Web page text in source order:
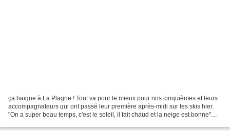
ça baigne à La Plagne ! Tout va pour le mieux pour nos cinquièmes et leurs
accompagnateurs qui ont passé leur première après-midi sur les skis hier.
"On a super beau temps, c'est le soleil, il fait chaud et la neige est bonne"